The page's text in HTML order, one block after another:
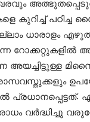
കുറിച്ച്
ധാരാളം
റോക്കറ്റുകളില്‍
അയച്ചിട്ടുള്ള
പ്രധാനപ്പെട്ടത്.
വര്‍ദ്ധിച്ചു